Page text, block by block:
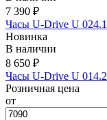
7 390 ₽
Часы U-Drive U
Новинка
В наличии
8 650 ₽
Часы U-Drive U
Розничная цена
от